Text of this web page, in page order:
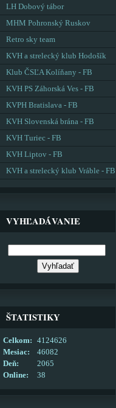
LH Dobový tábor
MHM Pohronský Ruskov
Retro sky team
KVH a strelecký klub Hodošík
Klub ČSĽA Kolíňany - FB
KVH PS Záhorská Ves - FB
KVPH Bratislava - FB
KVH Slovenská brána - FB
KVH Turiec - FB
KVH Liptov - FB
KVH a strelecký klub Vráble - FB
VYHĽADÁVANIE
ŠTATISTIKY
Online: 38
Celkom:
4124626
Mesiac:
46082
Deň:
2065